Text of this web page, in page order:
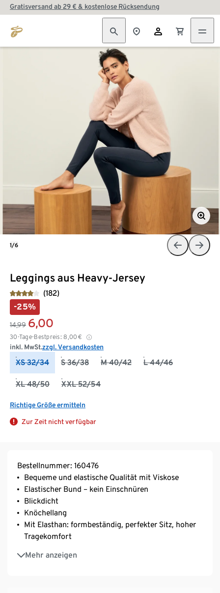
Gratisversand ab 29 € & kostenlose Rücksendung
Leggings aus Heavy-Jersey
(182)
-25%
14,99 6,00
30-Tage-Bestpreis: 8,00 €
inkl. MwSt.zzgl. Versandkosten
XS 32/34 S 36/38 M 40/42 L 44/46
XL 48/50 XXL 52/54
Richtige Größe ermitteln
Zur Zeit nicht verfügbar
1/6
Bestellnummer: 160476
Bequeme und elastische Qualität mit Viskose
Elastischer Bund – kein Einschnüren
Blickdicht
Knöchellang
Mit Elasthan: formbeständig, perfekter Sitz, hoher
Tragekomfort
Mehr anzeigen
Unser Model (1,73 m) trägt Größe 32/34